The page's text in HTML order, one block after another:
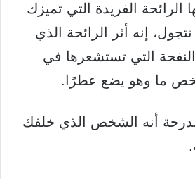
الرائحة الفريدة التي تميزك
إنه أثر الرائحة الذي
التي تستشعرها في
ما وهو يضع عطرًا.
أنه الشخص الذي خلفك